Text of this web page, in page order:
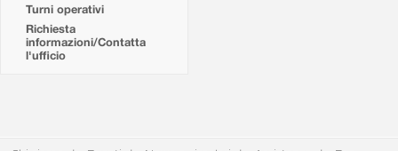
Turni operativi
Richiesta
informazioni/Contatta
l'ufficio